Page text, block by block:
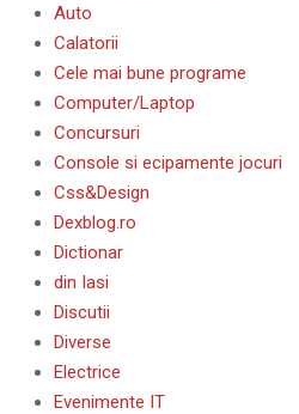
Auto
Calatorii
Cele mai bune programe
Computer/Laptop
Concursuri
Console si ecipamente jocuri
Css&Design
Dexblog.ro
Dictionar
din Iasi
Discutii
Diverse
Electrice
Evenimente IT